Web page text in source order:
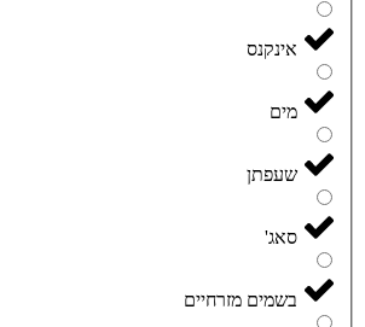
אינקנס
מים
שעפתן
סאג'
בשמים מזרחיים